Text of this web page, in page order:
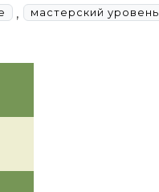
, мастерский уровень